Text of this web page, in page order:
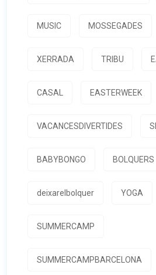
MUSIC MOSSEGADES
XERRADA TRIBU
CASAL EASTERWEEK
VACANCESDIVERTIDES
BABYBONGO BOLQUERS
deixarelbolquer YOGA
SUMMERCAMP
SUMMERCAMPBARCELONA